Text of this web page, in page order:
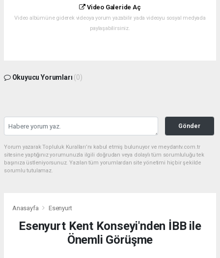
Video Galeride Aç
Video albümüne giderek videoya yorum yazabilir yada videoyu sosyal medyada
paylaşabilirsiniz.
Okuyucu Yorumları (0)
Gönder
Yorum yazarak Topluluk Kuralları’nı kabul etmiş bulunuyor ve meydantv.com.tr
sitesine yaptığınız yorumunuzla ilgili doğrudan veya dolaylı tüm sorumluluğu tek
başınıza üstleniyorsunuz. Yazılan tüm yorumlardan site yönetimi hiçbir şekilde
sorumlu tutulamaz.
Anasayfa Esenyurt
Esenyurt Kent Konseyi'nden İBB ile
Önemli Görüşme